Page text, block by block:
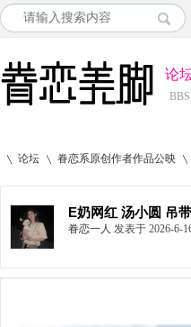
论
BBS
论坛
›
眷恋系原创作者作品公映
›
E奶网红 汤小圆 吊
眷恋一人 发表于 2026-6-